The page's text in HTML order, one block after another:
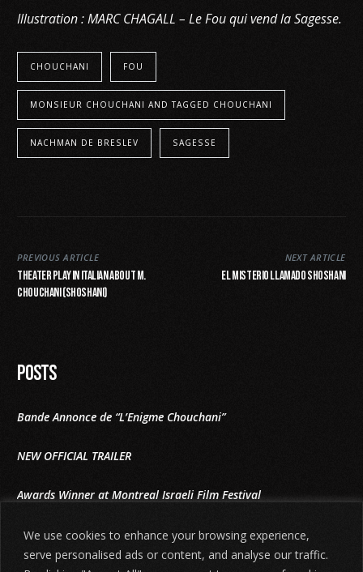
We use cookies to enhance your browsing experience,
serve personalised ads or content, and analyse our traffic.
Illustration : MARC CHAGALL – Le Fou qui vend la Sagesse.
CHOUCHANI FOU
MONSIEUR CHOUCHANI AND TAGGED CHOUCHANI
NACHMAN DE BRESLEV SAGESSE
PREVIOUS ARTICLE
Theater play in Italian about M.
Chouchani (Shoshani)
NEXT ARTICLE
El misterio llamado Shoshani
Posts
Bande Annonce de “L’Enigme Chouchani”
NEW OFFICIAL TRAILER
Awards Winner at Montreal Israeli Film Festival
The Shoshani Riddle at East Lansing film festival 2025